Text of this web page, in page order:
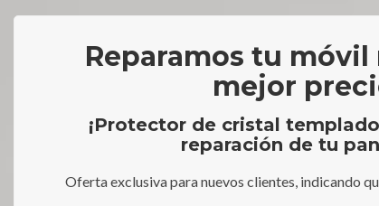
DoctorMovil
Reparamos tu móvil
mejor
¡Protector de cristal templado
reparación de tu
Oferta exclusiva para nuevos clientes, indicando